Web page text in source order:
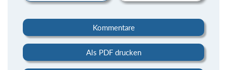
Kommentare
Als PDF drucken